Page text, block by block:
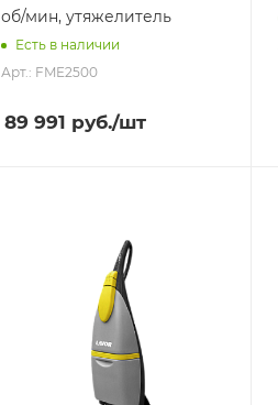
об/мин, утяжелитель
Есть в наличии
Арт.: FME2500
89 991 руб./шт